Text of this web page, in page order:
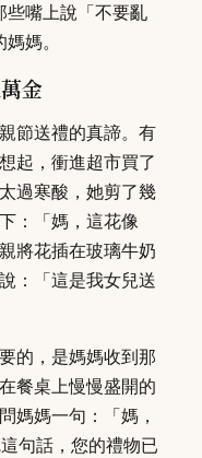
些嘴上說「不要亂
媽。
金
節送禮的真諦。有
起，衝進超市買了
過寒酸，她剪了幾
：「媽，這花像
將花插在玻璃牛奶
：「這是我女兒送
的，是媽媽收到那
餐桌上慢慢盛開的
媽媽一句：「媽，
句話，您的禮物已